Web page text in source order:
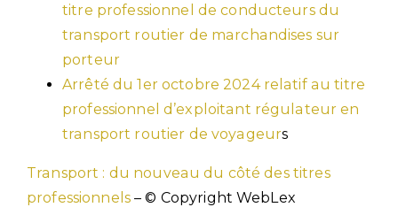
titre professionnel de conducteurs du
transport routier de marchandises sur
porteur
Arrêté du 1er octobre 2024 relatif au titre
professionnel d’exploitant régulateur en
transport routier de voyageurs
Transport : du nouveau du côté des titres
professionnels– © Copyright WebLex